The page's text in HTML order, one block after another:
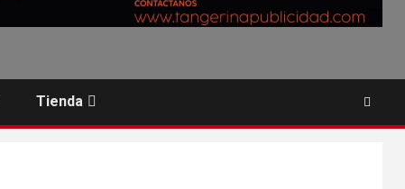
Tienda